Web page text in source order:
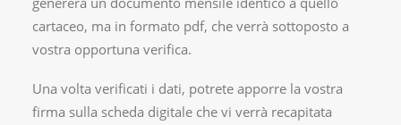
cartaceo, ma in formato pdf, che verrà sottoposto a
vostra opportuna verifica.
Una volta verificati i dati, potrete apporre la vostra
firma sulla scheda digitale che vi verrà recapitata